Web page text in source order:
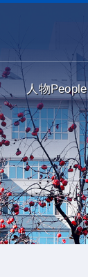
人物People